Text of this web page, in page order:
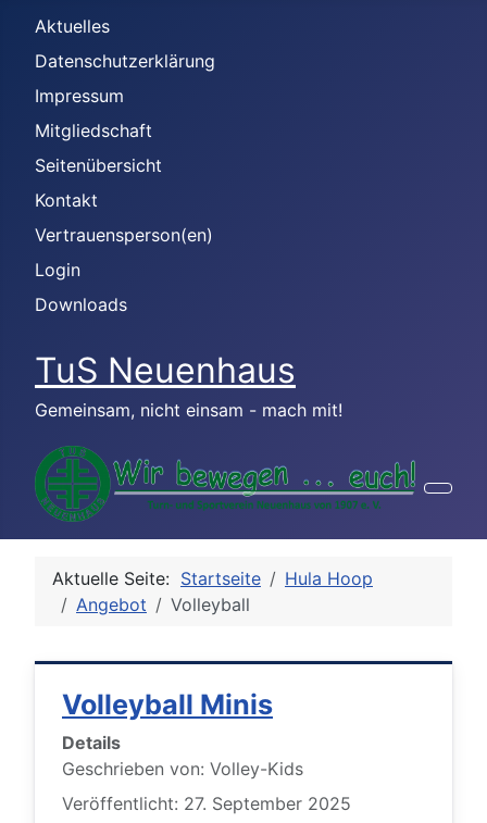
Aktuelles
Datenschutzerklärung
Impressum
Mitgliedschaft
Seitenübersicht
Kontakt
Vertrauensperson(en)
Login
Downloads
TuS Neuenhaus
Gemeinsam, nicht einsam - mach mit!
Aktuelle Seite: Startseite
Hula Hoop
Angebot
Volleyball
Volleyball Minis
Details
Geschrieben von: Volley-Kids
Veröffentlicht: 27. September 2025